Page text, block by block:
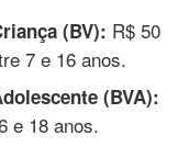
(BV): R$ 50
7 e 16 anos.
(BVA):
e 18 anos.